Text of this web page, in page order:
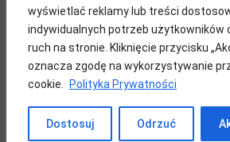
wyświetlać reklamy lub treści
indywidualnych potrzeb użytkowników
ruch na stronie. Kliknięcie przycisku
oznacza zgodę na wykorzystywanie
cookie.
Polityka Prywatności
Dostosuj Odrzuć
Strona Główna O portalu
Partnerzy
Blog Polityka
redakcja@wyprawomaniak.pl